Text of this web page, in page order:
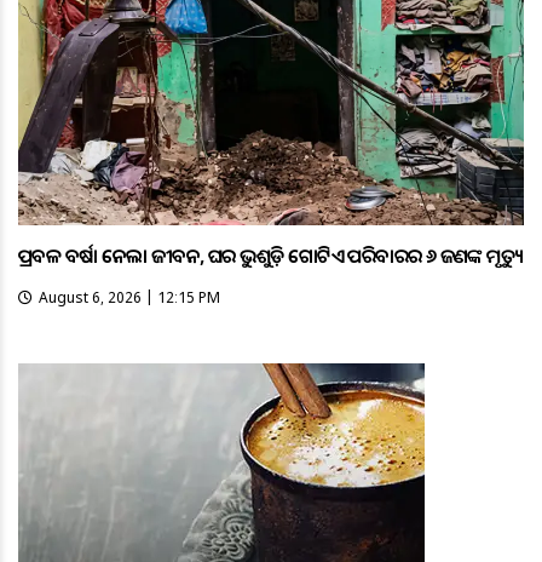
ପ୍ରବଳ ବର୍ଷା ନେଲା ଜୀବନ, ଘର ଭୁଶୁଡ଼ି ଗୋଟିଏ ପରିବାରର ୬ ଜଣଙ୍କ ମୃତ୍ୟୁ
August 6, 2026 | 12:15 PM